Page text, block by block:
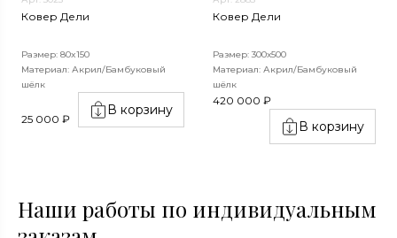
Ковер Дели
Размер: 80x150
Материал: Акрил/Бамбуковый
шёлк
25 000 ₽
В корзину
Ковер Дели
Размер: 300х500
Материал: Акрил/Бамбуковый
шёлк
420 000 ₽
В корзину
Наши работы по индивидуальным